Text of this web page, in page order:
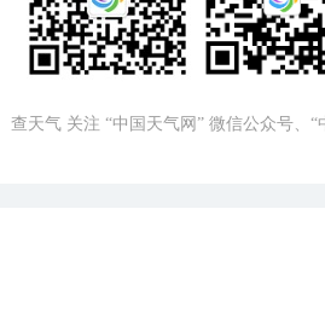
查天气 关注 “中国天气网” 微信公众号、